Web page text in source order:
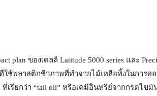
plan ของเดลล์ Latitude 5000 series และ
ช้พลาสติกชีวภาพที่ทำจากไม้เหลือทิ้งในการอ
เรียกว่า “tall oil” หรือเคมีอินทรีย์จากกรดไขมั